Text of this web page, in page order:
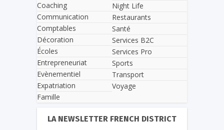
Coaching
Communication
Comptables
Décoration
Écoles
Entrepreneuriat
Evènementiel
Expatriation
Famille
Night Life
Restaurants
Santé
Services B2C
Services Pro
Sports
Transport
Voyage
LA NEWSLETTER FRENCH DISTRICT